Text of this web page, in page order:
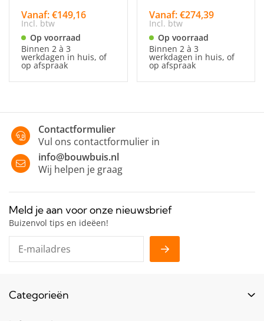
Vanaf: €149,16
Incl. btw
Op voorraad
Binnen 2 à 3
werkdagen in huis, of
op afspraak
Vanaf: €274,39
Incl. btw
Op voorraad
Binnen 2 à 3
werkdagen in huis, of
op afspraak
Contactformulier
Vul ons contactformulier in
info@bouwbuis.nl
Wij helpen je graag
Meld je aan voor onze nieuwsbrief
Buizenvol tips en ideëen!
Categorieën